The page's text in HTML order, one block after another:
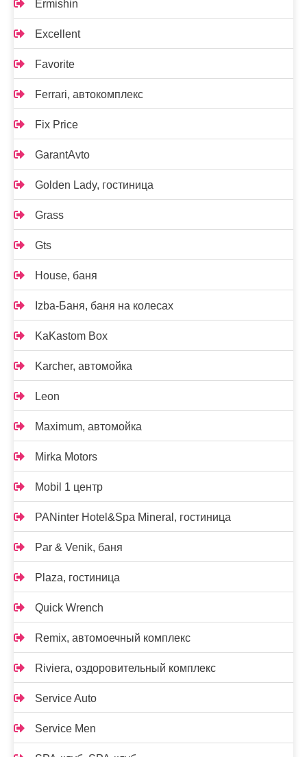
Ermishin
Excellent
Favorite
Ferrari, автокомплекс
Fix Price
GarantAvto
Golden Lady, гостиница
Grass
Gts
House, баня
Izba-Баня, баня на колесах
KaKastom Box
Karcher, автомойка
Leon
Maximum, автомойка
Mirka Motors
Mobil 1 центр
PANinter Hotel&Spa Mineral, гостиница
Par & Venik, баня
Plaza, гостиница
Quick Wrench
Remix, автомоечный комплекс
Riviera, оздоровительный комплекс
Service Auto
Service Men